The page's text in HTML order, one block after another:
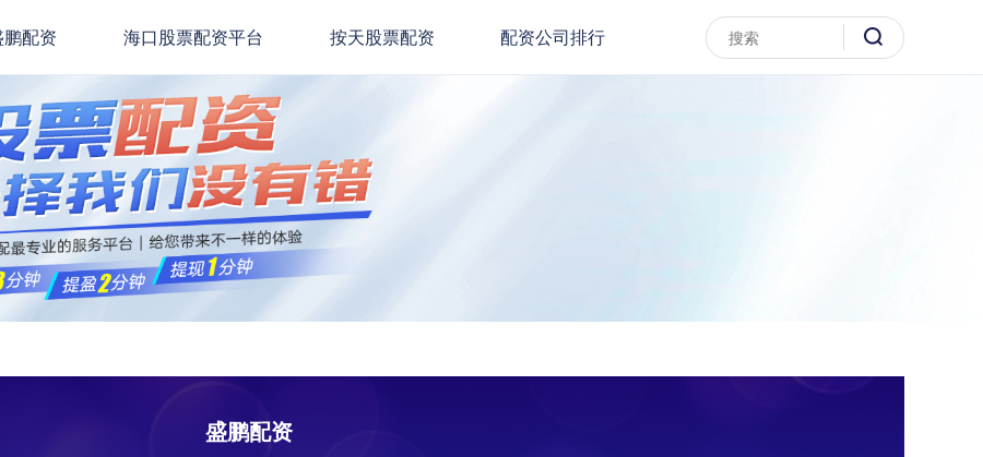
鹏配资 海口股票配资平台 按天股票配资 配资公司排行
盛鹏配资